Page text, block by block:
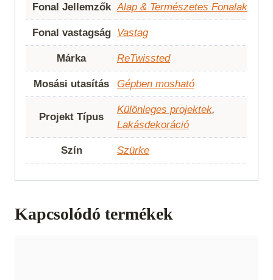
Fonal Jellemzők Alap & Természetes Fonalak
Fonal vastagság Vastag
Márka ReTwissted
Mosási utasítás Gépben mosható
Projekt Típus
Különleges projektek,
Lakásdekoráció
Szín Szürke
Kapcsolódó termékek